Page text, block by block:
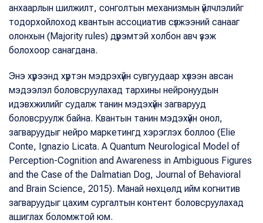
анхаарлын шилжилт, сонголтын механизмын үйлчлэлийг
тодорхойлоход квантын ассоциатив сүлжээний санааг
олонхын (Majority rules) дүрэмтэй холбон авч үзэж
болохоор санагдана.
Энэ хүрээнд хүртэн мэдрэхүйн сувгуудаар хүлээн авсан
мэдээлэл боловсруулахад тархины нейронуудын
идэвхжилийг судалж танин мэдэхүйн загварууд
боловсруулж байна. Квантын танин мэдэхүйн онол,
загваруудыг нейро маркетингд хэрэглэх боллоо (Elie
Conte, Ignazio Licata. A Quantum Neurological Model of
Perception-Cognition and Awareness in Ambiguous Figures
and the Case of the Dalmatian Dog, Journal of Behavioral
and Brain Science, 2015). Манай нөхцөлд ийм когнитив
загваруудыг цахим сургалтын контент боловсруулахад
ашиглах боломжтой юм.